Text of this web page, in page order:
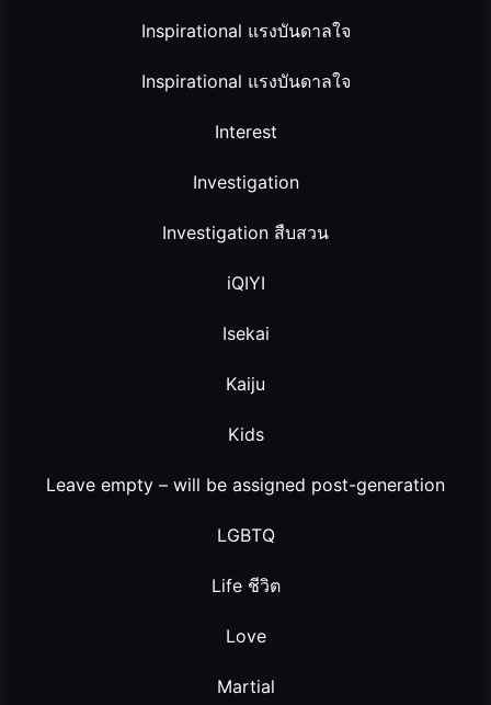
Inspirational แรงบันดาลใจ
Inspirational แรงบันดาลใจ
Interest
Investigation
Investigation สืบสวน
iQIYI
Isekai
Kaiju
Kids
Leave empty – will be assigned post-generation
LGBTQ
Life ชีวิต
Love
Martial